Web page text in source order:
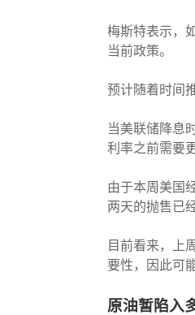
梅斯特表示，
当前政策。
预计随着时间
当美联储降息
利率之前需要
由于本周美国
两天的抛售已
目前看来，上
要性，因此可
原油暂陷入